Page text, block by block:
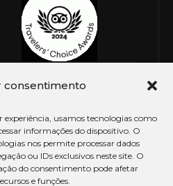
consentimento
usamos tecnologias como
informações do dispositivo. O
nos permite processar dados
ou IDs exclusivos neste site. O
do consentimento pode afetar
e funções.
Canton. Todos os direitos